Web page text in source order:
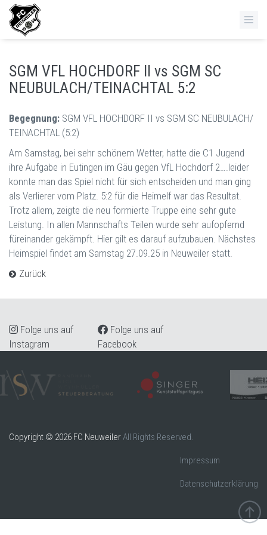
SGM VFL HOCHDORF II vs SGM SC
NEUBULACH/​TEINACHTAL 5:2
Begegnung: SGM VFL HOCHDORF II vs SGM SC NEUBULACH/​
TEINACHTAL (5:2)
Am Samstag, bei sehr schönem Wetter, hatte die C1 Jugend
ihre Aufgabe in Eutingen im Gäu gegen VfL Hochdorf 2….leider
konnte man das Spiel nicht für sich entscheiden und man ging
als Verlierer vom Platz. 5:2 für die Heimelf war das Resultat.
Trotz allem, zeigte die neu formierte Truppe eine sehr gute
Leistung. In allen Mannschafts Teilen wurde sehr aufopfernd
füreinander gekämpft. Hier gilt es darauf aufzubauen. Nächstes
Heimspiel findet am Samstag 27.09.25 in Neuweiler statt.
Zurück
Folge uns auf
Instagram
Folge uns auf
Facebook
Copyright © 2026 FC NeuweilerAll Rights Reserved.
Impressum
Datenschutzerklärung